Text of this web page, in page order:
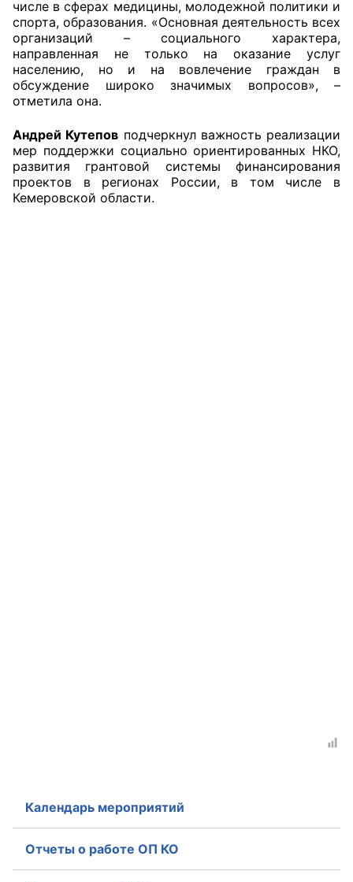
Кодекс этики ОП КО
Положения
Соглашения
Порядок работы ЦОН
Аппарат ОП КО
числе в сферах медицины, молодежной политики и
спорта, образования. «Основная деятельность всех
организаций – социального характера,
направленная не только на оказание услуг
населению, но и на вовлечение граждан в
обсуждение широко значимых вопросов», –
отметила она.
Андрей Кутепов подчеркнул важность реализации
мер поддержки социально ориентированных НКО,
развития грантовой системы финансирования
проектов в регионах России, в том числе в
Кемеровской области.
Календарь мероприятий
Отчеты о работе ОП КО